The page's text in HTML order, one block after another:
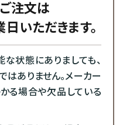
注文は
いただきます。
状態にありましても、
はありません。メーカー
る場合や欠品している